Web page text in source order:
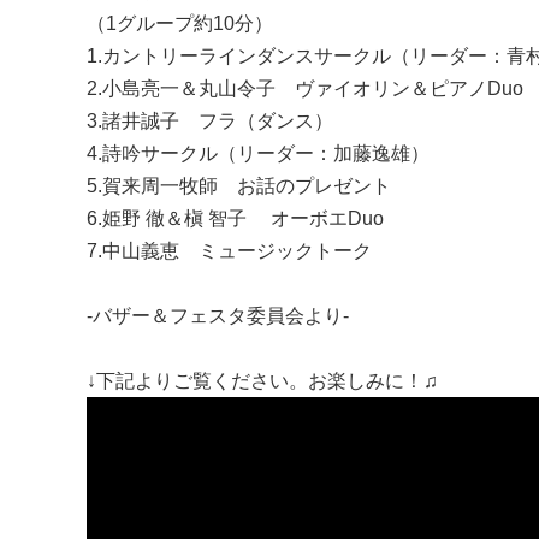
（1グループ約10分）
1.カントリーラインダンスサークル（リーダー：青
2.小島亮一＆丸山令子 ヴァイオリン＆ピアノDuo
3.諸井誠子 フラ（ダンス）
4.詩吟サークル（リーダー：加藤逸雄）
5.賀来周一牧師 お話のプレゼント
6.姫野 徹＆槇 智子 オーボエDuo
7.中山義恵 ミュージックトーク
-バザー＆フェスタ委員会より-
↓下記よりご覧ください。お楽しみに！♫